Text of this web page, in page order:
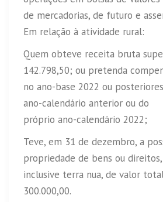
de mercadorias, de futuro e
Em relação à atividade rural:
Quem obteve receita bruta
142.798,50; ou pretenda
no ano-base 2022 ou
ano-calendário anterior ou do
próprio ano-calendário 2022;
Teve, em 31 de dezembro, a
propriedade de bens ou direitos,
inclusive terra nua, de valor
300.000,00.